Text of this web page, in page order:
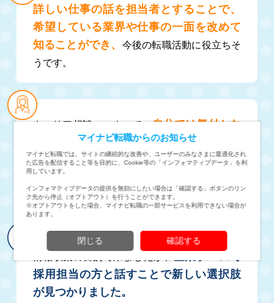
詳しい仕事の話を担当者とすることで、
希望している業界や仕事の一面を改めて
知ることができ、 今後の転職活動に役立ちそ
うです。
キャリア相談コーナーで、自分では気付かな
いことについてもアドバイスがあったた
め役立った。今までとは違った転職先の探し
方など、迷っていた部分がスッキリしたので、
良かったです。
採用担当の方と話すことで新しい選択肢
が見つかりました。
マイナビ転職からのお知らせ
マイナビ転職では、サイトの継続的な改善や、ユーザーのみなさまに最適化され
た広告を配信すること等を目的に、Cookie等の「インフォマティブデータ」を利
用しています。
インフォマティブデータの提供を無効にしたい場合は「確認する」ボタンのリン
ク先から停止（オプトアウト）を行うことができます。
※オプトアウトをした場合、マイナビ転職の一部サービスを利用できない場合が
あります。
閉じる 確認する